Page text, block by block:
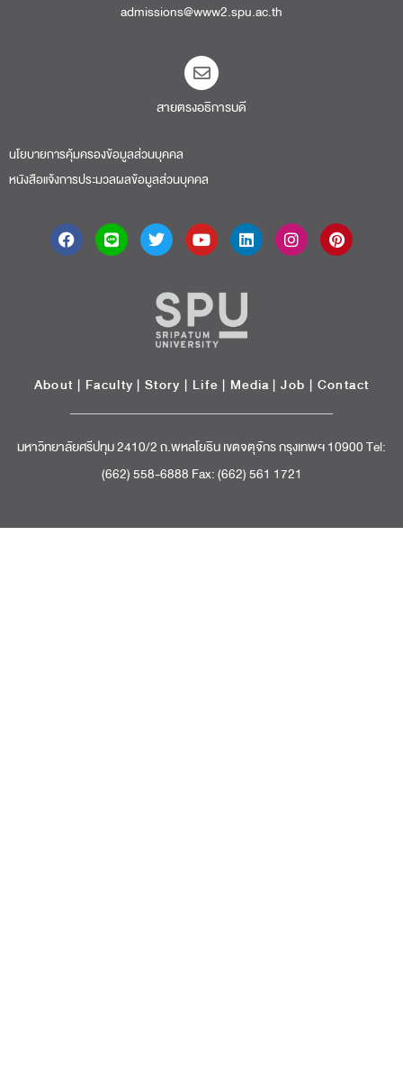
admissions@www2.spu.ac.th
สายตรงอธิการบดี​
นโยบายการคุ้มครองข้อมูลส่วนบุคคล
หนังสือแจ้งการประมวลผลข้อมูลส่วนบุคคล
About | Faculty | Story | Life | Media |Job | Contact
มหาวิทยาลัยศรีปทุม 2410/2 ถ.พหลโยธิน เขตจตุจักร กรุงเทพฯ 10900 Tel:
(662) 558-6888 Fax: (662) 561 1721